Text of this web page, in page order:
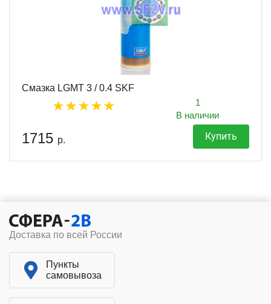
Смазка LGMT 3 / 0.4 SKF
1
В наличии
1715 р. Купить
Доставка по всей России
Пункты
самовывоза